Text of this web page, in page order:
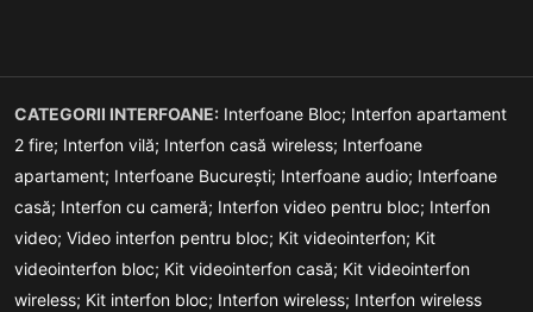
CATEGORII INTERFOANE: Interfoane Bloc; Interfon apartament
2 fire; Interfon vilă; Interfon casă wireless; Interfoane
apartament; Interfoane București; Interfoane audio; Interfoane
casă; Interfon cu cameră; Interfon video pentru bloc; Interfon
video; Video interfon pentru bloc; Kit videointerfon; Kit
videointerfon bloc; Kit videointerfon casă; Kit videointerfon
wireless; Kit interfon bloc; Interfon wireless; Interfon wireless